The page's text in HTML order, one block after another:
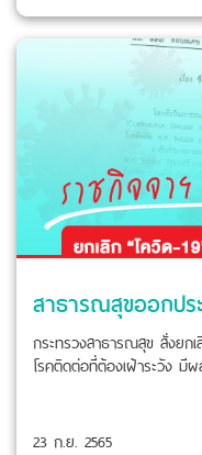
กระทรวงสาธารณสุข สั่งยก
โรคติดต่อที่ต้องเฝ้าระวัง มี
23 ก.ย. 2565